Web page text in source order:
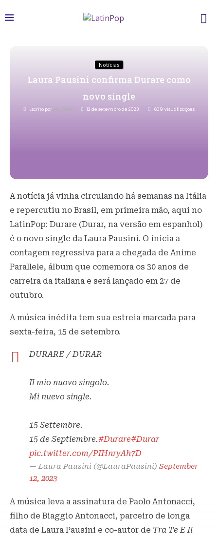
Notícias
Laura Pausini confirma Durare como
novo single
Escrito por Redacao 12 de setembro de 2023 609 Visualizações
A notícia já vinha circulando há semanas na Itália
e repercutiu no Brasil, em primeira mão, aqui no
LatinPop: Durare (Durar, na versão em espanhol)
é o novo single da Laura Pausini. O inicia a
contagem regressiva para a chegada de Anime
Parallele, álbum que comemora os 30 anos de
carreira da italiana e será lançado em 27 de
outubro.
A música inédita tem sua estreia marcada para
sexta-feira, 15 de setembro.
DURARE / DURAR
Il mio nuovo singolo.
Mi nuevo single.
15 Settembre.
15 de Septiembre.#Durare#Durar
pic.twitter.com/PIHnryAh7D
— Laura Pausini (@LauraPausini) September
12, 2023
A música leva a assinatura de Paolo Antonacci,
filho de Biaggio Antonacci, parceiro de longa
data de Laura Pausini e co-autor de Tra Te E Il